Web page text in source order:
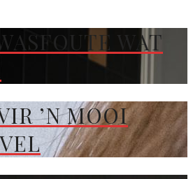
WAT
’N MOOI